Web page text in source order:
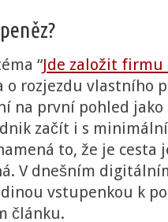
“Jde založit firmu
o rozjezdu vlastního
na první pohled
začít i s
to, že je
V dnešním
vstupenkou k
článku.